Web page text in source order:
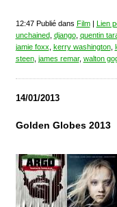
12:47 Publié dans Film| Lien
unchained, django, quentin
jamie foxx kerry washington,
steen, james remar, walton
14/01/2013
Golden Globes 2013